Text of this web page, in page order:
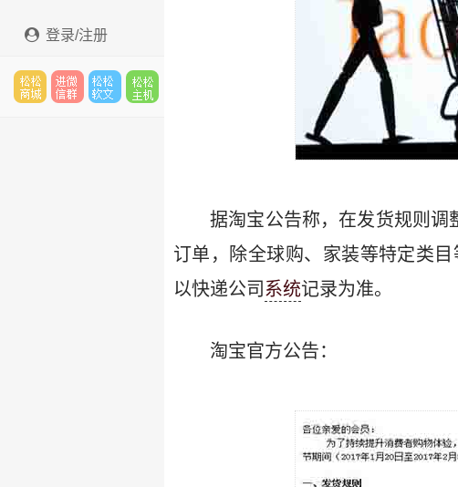
登录/注册
据淘宝公告称，在发货规则调
订单，除全球购、家装等特定类
以快递公司 系统记录为准。
淘宝官方公告：